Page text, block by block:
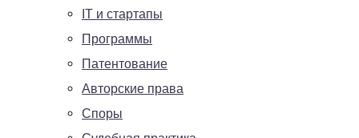
IT и стартапы
Программы
Патентование
Авторские права
Споры